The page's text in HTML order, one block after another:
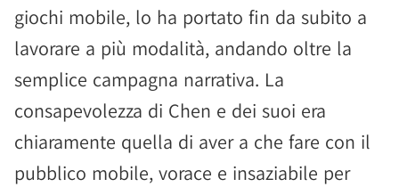
giochi mobile, lo ha portato fin da subito a
lavorare a più modalità, andando oltre la
semplice campagna narrativa. La
consapevolezza di Chen e dei suoi era
chiaramente quella di aver a che fare con il
pubblico mobile, vorace e insaziabile per